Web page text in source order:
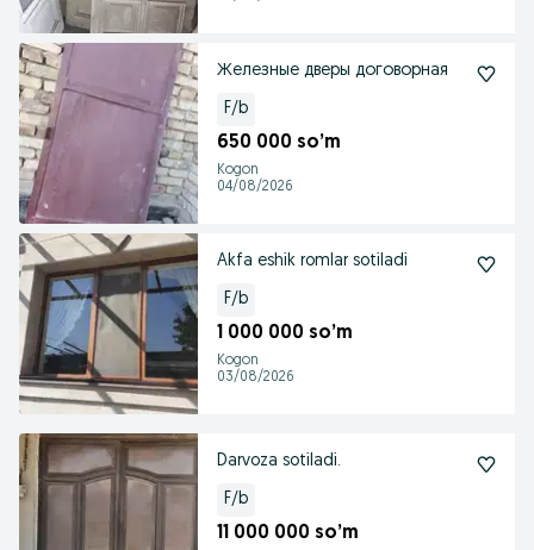
Железные дверы договорная
F/b
650 000 so’m
Kogon
04/08/2026
Akfa eshik romlar sotiladi
F/b
1 000 000 so’m
Kogon
03/08/2026
Darvoza sotiladi.
F/b
11 000 000 so’m